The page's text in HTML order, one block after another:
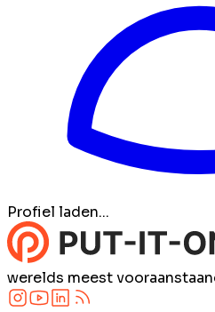
Profiel laden...
werelds meest